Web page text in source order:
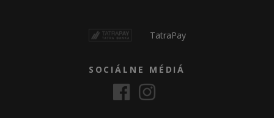
TatraPay
SOCIÁLNE MÉDIÁ